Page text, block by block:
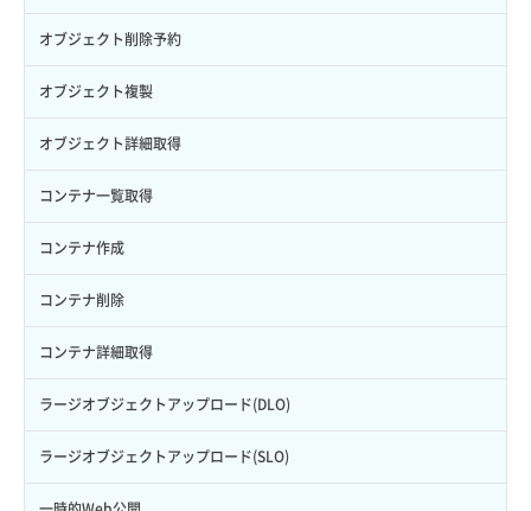
ロールにパーミッションを紐づけ
ロール一覧取得
ロール作成
ロール削除
ロール更新
ロール詳細取得
ボリューム一覧取得
ボリューム作成
ボリューム削除
ボリューム更新
ボリューム詳細一覧取得
ボリューム詳細取得
自動バックアップ有効化
自動バックアップ無効化
サーバーに紐づくアドレス取得（ネットワーク指定）
サーバーに紐づくセキュリティグループ取得
サーバープラン一覧取得
サーバープラン変更
サーバープラン詳細一覧取得
サーバープラン詳細取得
サーバーメタデータ取得
サーバーメタデータ更新（ネームタグ変更）
サーバー一覧取得
サーバー作成
セキュリティグループ一覧取得
セキュリティグループ作成
セキュリティグループ削除
セキュリティグループ更新
セキュリティグループ詳細取得
ネットワーク一覧取得
ネットワーク作成（ローカルネットワーク用）
ネットワーク削除（ローカルネットワーク用）
ネットワーク詳細取得
ポート一覧取得
ヘルスモニタ詳細取得
メンバー一覧
メンバー削除
メンバー更新
メンバー詳細取得
メンバー追加
リスナー一覧取得
リスナー作成
リスナー削除
リスナー更新
オブジェクト削除予約
オブジェクト複製
オブジェクト詳細取得
コンテナ一覧取得
コンテナ作成
コンテナ削除
コンテナ詳細取得
ラージオブジェクトアップロード(DLO)
ラージオブジェクトアップロード(SLO)